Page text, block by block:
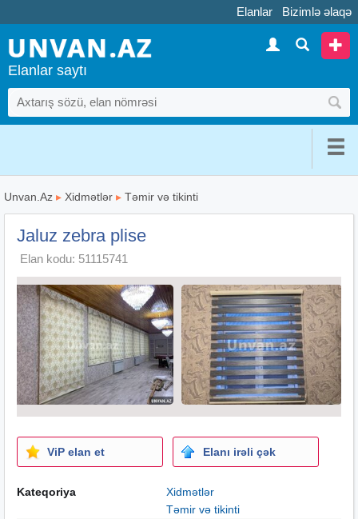
Elanlar Bizimlə əlaqə
Elanlar saytı
Unvan.Az ▸ Xidmətlər ▸ Təmir və tikinti
Jaluz zebra plise
Elan kodu: 51115741
ViP elan et Elanı irəli çək
Kateqoriya
Xidmətlər
Təmir və tikinti